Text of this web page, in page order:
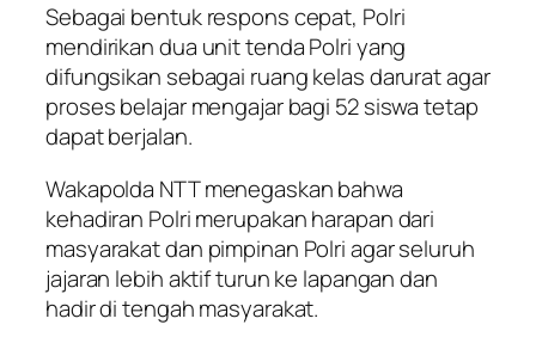
Sebagai bentuk respons cepat, Polri
mendirikan dua unit tenda Polri yang
difungsikan sebagai ruang kelas darurat agar
proses belajar mengajar bagi 52 siswa tetap
dapat berjalan.
Wakapolda NTT menegaskan bahwa
kehadiran Polri merupakan harapan dari
masyarakat dan pimpinan Polri agar seluruh
jajaran lebih aktif turun ke lapangan dan
hadir di tengah masyarakat.